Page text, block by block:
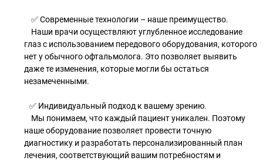
✅ Современные технологии – наше преимущество.
Наши врачи осуществляют углубленное исследование
глаз с использованием передового оборудования, которого
нет у обычного офтальмолога. Это позволяет выявить
даже те изменения, которые могли бы остаться
незамеченными.
✅ Индивидуальный подход к вашему зрению.
Мы понимаем, что каждый пациент уникален. Поэтому
наше оборудование позволяет провести точную
диагностику и разработать персонализированный план
лечения, соответствующий вашим потребностям и